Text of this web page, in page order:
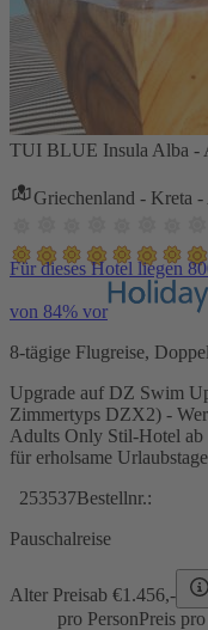
TUI BLUE Insula Alba -
Griechenland - Kreta
Für dieses Hotel liegen
von 84% vor
8-tägige Flugreise,
Upgrade auf DZ Swim
Zimmertyps DZX2) -
Adults Only Stil-Hotel ab
für erholsame
253537Bestellnr.:
Pauschalreise
Alter Preisab €1.456,-
pro PersonPreis